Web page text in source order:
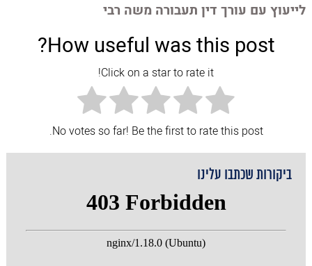
לייעוץ עם עורך דין תעבורה משה רבי
How useful was this post?
Click on a star to rate it!
No votes so far! Be the first to rate this post.
ביקורות שכתבו עלינו